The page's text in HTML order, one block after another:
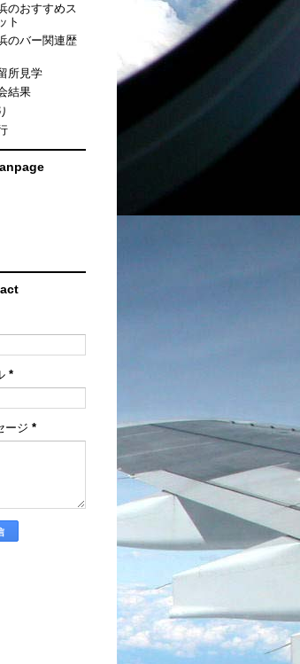
のおすすめス
ト
のバー関連歴
所見学
結果
*
ージ *